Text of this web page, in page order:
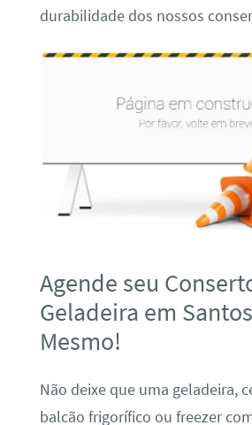
durabilidade dos nossos
Agende seu
Geladeira em
Mesmo!
Não deixe que uma geladeira,
balcão frigorífico ou freezer